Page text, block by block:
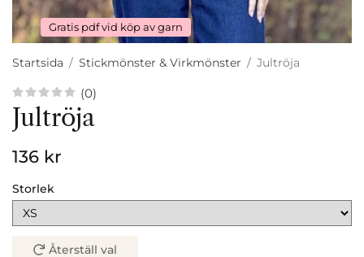
Gratis pdf vid köp av garn
Startsida / Stickmönster & Virkmönster / Jultröja
(0)
Jultröja
136 kr
Storlek
Återställ val